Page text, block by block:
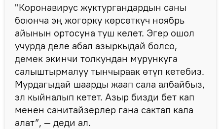
"Коронавирус жуктургандардын саны
боюнча эң жогорку көрсөткүч ноябрь
айынын ортосуна туш келет. Эгер ошол
учурда деле абал азыркыдай болсо,
демек экинчи толкундан мурункуга
салыштырмалуу тынчыраак өтүп кетебиз.
Мурдагыдай шаарды жаап сала албайбыз,
эл кыйналып кетет. Азыр бизди бет кап
менен санитайзерлер гана сактап кала
алат”, — деди ал.